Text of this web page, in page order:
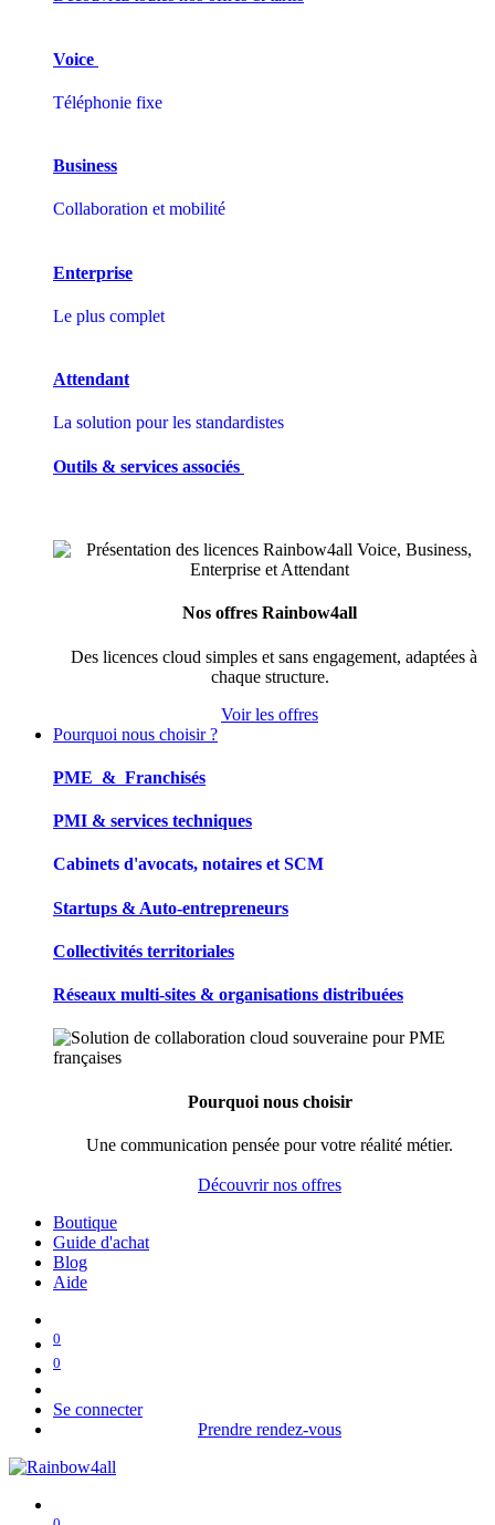
Voice
Téléphonie fixe
Business
Collaboration et mobilité
Enterprise
Le plus complet
Attendant
La solution pour les standardistes
Outils & services associés
Nos offres Rainbow4all
Des licences cloud simples et sans engagement, adaptées à
chaque structure.
Voir les offres
Pourquoi nous choisir ?
PME & Franchisés
PMI & services techniques
Cabinets d'avocats, notaires et SCM
Startups & Auto-entrepreneurs
Collectivités territoriales
Réseaux multi-sites & organisations distribuées
Pourquoi nous choisir
Une communication pensée pour votre réalité métier.
Découvrir nos offres
Boutique
Guide d'achat
Blog
Aide
0
0
Se connecter
Prendre rendez-vous